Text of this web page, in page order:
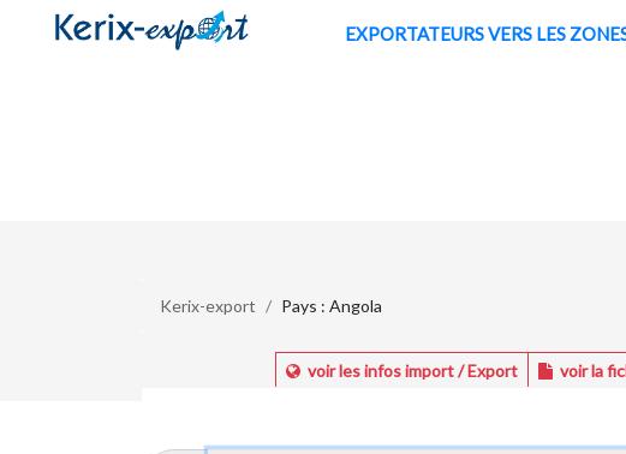
/fr/pays/angola
EXPORTATEURS VERS LES
Kerix-export Pays : Angola
voir les infos import / Export voir la